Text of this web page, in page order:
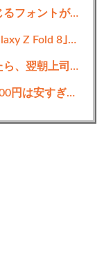
【画像】「東京ばな奈」の狂気を感じるフォントがコチラｗｗｗｗｗｗ
サムスンの新型折りたたみスマホ｢Galaxy Z Fold 8｣のレビュー･評判まとめ
【マジかよ】猫を理由に転勤を断ったら、翌朝上司に呼び出された結果
世界のケイスケ・ホンダ「ラーメン700円は安すぎる！2000円にするべき」